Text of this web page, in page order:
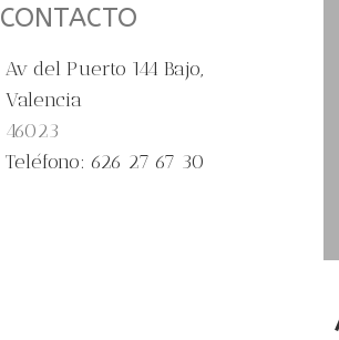
CONTACTO
Av del Puerto 144 Bajo,
Valencia
46023
Teléfono: 626 27 67 30